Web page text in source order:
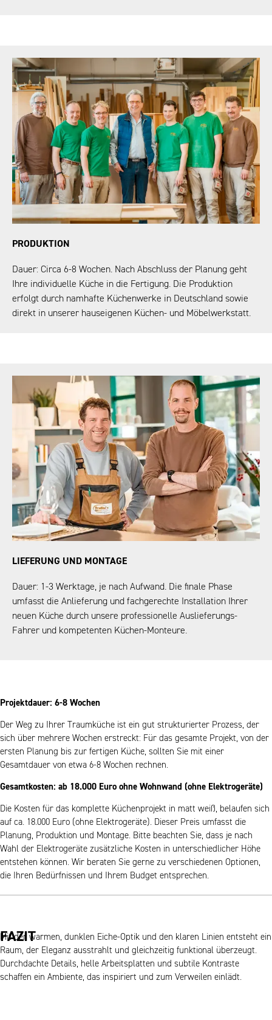
PRODUKTION
Dauer: Circa 6-8 Wochen. Nach Abschluss der Planung geht
Ihre individuelle Küche in die Fertigung. Die Produktion
erfolgt durch namhafte Küchenwerke in Deutschland sowie
direkt in unserer hauseigenen Küchen- und Möbelwerkstatt.
LIEFERUNG UND MONTAGE
Dauer: 1-3 Werktage, je nach Aufwand. Die finale Phase
umfasst die Anlieferung und fachgerechte Installation Ihrer
neuen Küche durch unsere professionelle Auslieferungs-
Fahrer und kompetenten Küchen-Monteure.
Projektdauer: 6-8 Wochen
Der Weg zu Ihrer Traumküche ist ein gut strukturierter Prozess, der
sich über mehrere Wochen erstreckt: Für das gesamte Projekt, von der
ersten Planung bis zur fertigen Küche, sollten Sie mit einer
Gesamtdauer von etwa 6-8 Wochen rechnen.
Gesamtkosten: ab 18.000 Euro ohne Wohnwand (ohne Elektrogeräte)
Die Kosten für das komplette Küchenprojekt in matt weiß, belaufen sich
auf ca. 18.000 Euro (ohne Elektrogeräte). Dieser Preis umfasst die
Planung, Produktion und Montage. Bitte beachten Sie, dass je nach
Wahl der Elektrogeräte zusätzliche Kosten in unterschiedlicher Höhe
entstehen können. Wir beraten Sie gerne zu verschiedenen Optionen,
die Ihren Bedürfnissen und Ihrem Budget entsprechen.
FAZIT
Mit der warmen, dunklen Eiche-Optik und den klaren Linien entsteht ein
Raum, der Eleganz ausstrahlt und gleichzeitig funktional überzeugt.
Durchdachte Details, helle Arbeitsplatten und subtile Kontraste
schaffen ein Ambiente, das inspiriert und zum Verweilen einlädt.